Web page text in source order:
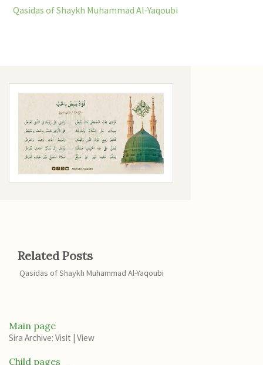
Qasidas of Shaykh Muhammad Al-Yaqoubi
Related Posts
Qasidas of Shaykh Muhammad Al-Yaqoubi
Main page
Sira Archive: Visit View
Child pages